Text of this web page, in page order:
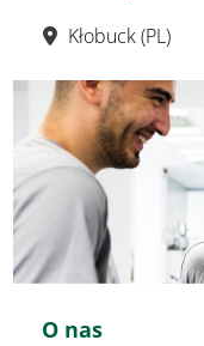
Kłobuck (PL)
O nas